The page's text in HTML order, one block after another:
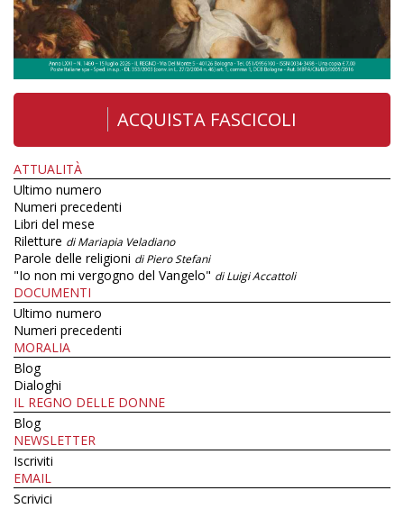
ACQUISTA FASCICOLI
ATTUALITÀ
Ultimo numero
Numeri precedenti
Libri del mese
Riletture di Mariapia Veladiano
Parole delle religioni di Piero Stefani
"Io non mi vergogno del Vangelo" di Luigi Accattoli
DOCUMENTI
Ultimo numero
Numeri precedenti
MORALIA
Blog
Dialoghi
IL REGNO DELLE DONNE
Blog
NEWSLETTER
Iscriviti
EMAIL
Scrivici